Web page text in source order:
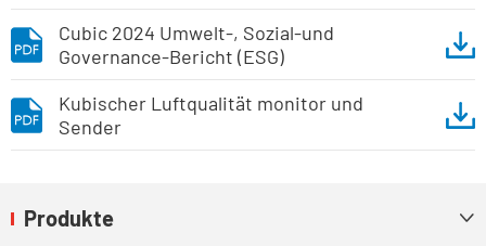
Cubic 2024 Umwelt-, Sozial-und
Governance-Bericht (ESG)
Kubischer Luftqualität monitor und
Sender
Produkte 